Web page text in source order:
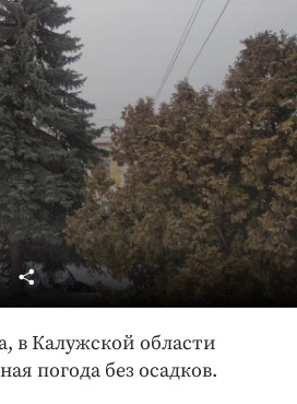
и ЖКХ
в Калужской области
погода без осадков.